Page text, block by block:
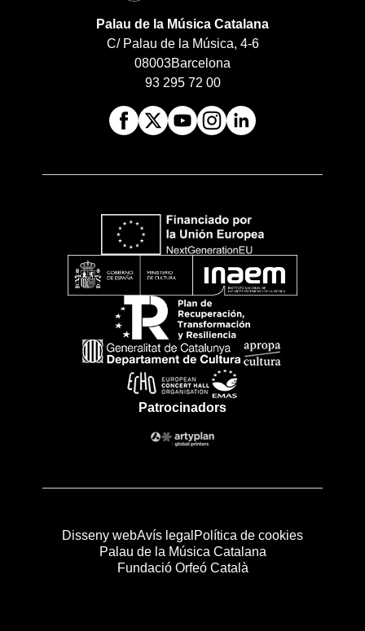
Palau de la Música Catalana
C/ Palau de la Música, 4-6
08003Barcelona
93 295 72 00
Patrocinadors
Disseny webAvís legal Política de cookies
Palau de la Música Catalana
Fundació Orfeó Català